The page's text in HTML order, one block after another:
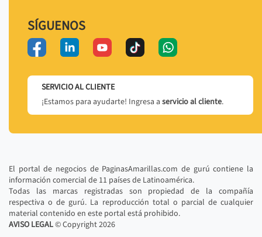
SÍGUENOS
SERVICIO AL CLIENTE
¡Estamos para ayudarte! Ingresa a servicio al cliente.
El portal de negocios de PaginasAmarillas.com de gurú contiene la
información comercial de 11 países de Latinoamérica.
Todas las marcas registradas son propiedad de la compañía
respectiva o de gurú. La reproducción total o parcial de cualquier
material contenido en este portal está prohibido.
AVISO LEGAL© Copyright2026